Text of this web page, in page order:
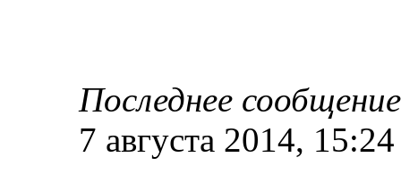
Последнее
7 августа 2014, 15:24